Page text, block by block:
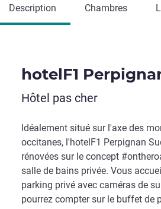
Description Chambres
hotelF1
Hôtel pas cher
Idéalement situé sur l'axe des
occitanes, l'hotelF1 Perpignan
rénovées sur le concept
salle de bains privée. Vous
parking privé avec caméras de
pourrez compter sur le buffet de